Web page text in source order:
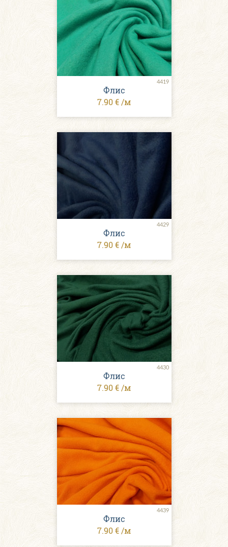
4419
Флис
7.90 € /м
4429
Флис
7.90 € /м
4430
Флис
7.90 € /м
4439
Флис
7.90 € /м